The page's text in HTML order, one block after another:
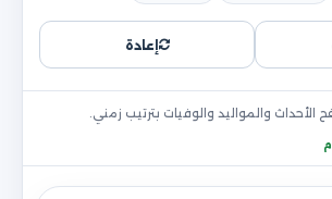
إعادة
الأحداث والمواليد والوفيات بترتيب زمني.